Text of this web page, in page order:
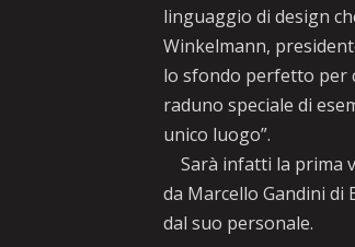
linguaggio di design
Winkelmann,
lo sfondo perfetto per
raduno speciale di
unico luogo”.
Sarà infatti la prima
da Marcello Gandini
dal suo personale.